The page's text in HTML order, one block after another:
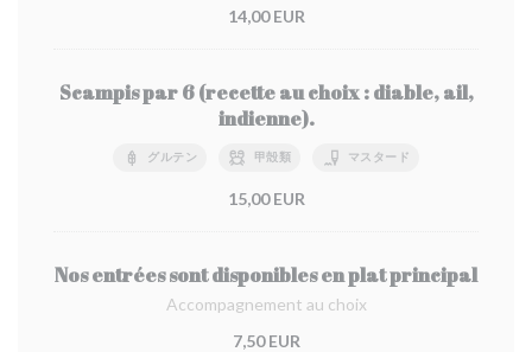
14,00 EUR
Scampis par 6 (recette au choix : diable, ail,
indienne).
グルテン 甲殻類 マスタード
15,00 EUR
Nos entrées sont disponibles en plat principal
Accompagnement au choix
7,50 EUR